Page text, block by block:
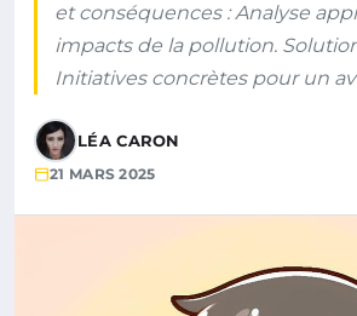
et conséquences : Analyse
impacts de la pollution.
Initiatives concrètes pour un
LÉA CARON
21 MARS 2025